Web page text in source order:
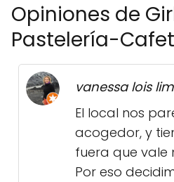
Opiniones de
Pastelería-
vanessa lois
El local nos
acogedor, y
fuera que vale
Por eso